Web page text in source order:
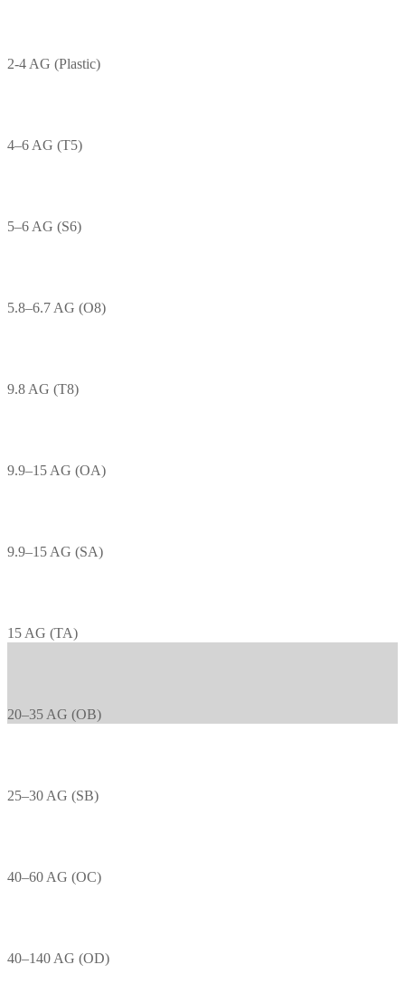
2-4 AG (Plastic)
4–6 AG (T5)
5–6 AG (S6)
5.8–6.7 AG (O8)
9.8 AG (T8)
9.9–15 AG (OA)
9.9–15 AG (SA)
15 AG (TA)
20–35 AG (OB)
25–30 AG (SB)
40–60 AG (OC)
40–140 AG (OD)